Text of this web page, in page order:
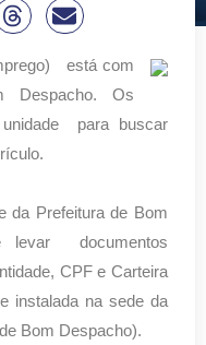
está com
Despacho. Os
para buscar
da Prefeitura de Bom
levar documentos
CPF e Carteira
instalada na sede da
Bom Despacho).